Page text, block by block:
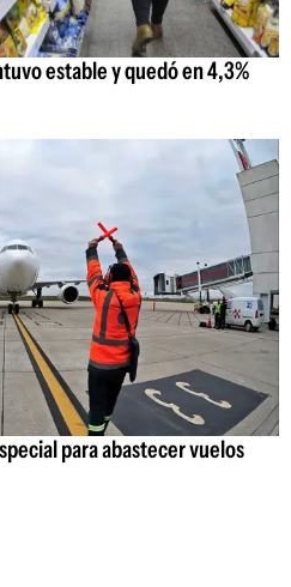
estable y quedó en 4,3%
para abastecer vuelos